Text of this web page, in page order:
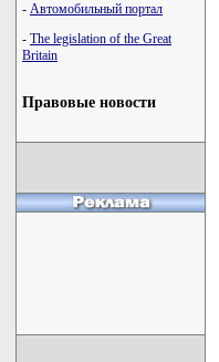
- Автомобильный портал
- The legislation of the Great
Britain
Правовые новости